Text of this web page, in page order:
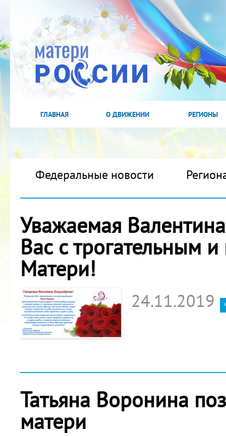
ГЛАВНАЯ О ДВИЖЕНИИ РЕГИОНЫ
Федеральные новости
Уважаемая
Вас с трогательным
Матери!
24.11.2019
Татьяна Воронина
матери